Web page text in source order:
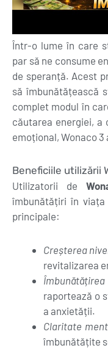
Într-o lume în care
par să ne consume
de speranță. Acest
să îmbunătățească
complet modul în
căutarea energiei, a
emoțional, Wonaco
Beneficiile utilizării
Utilizatorii de
îmbunătățiri în
principale:
Creșterea
revitalizarea
raportează o
a anxietății.
Claritate
îmbunătățite